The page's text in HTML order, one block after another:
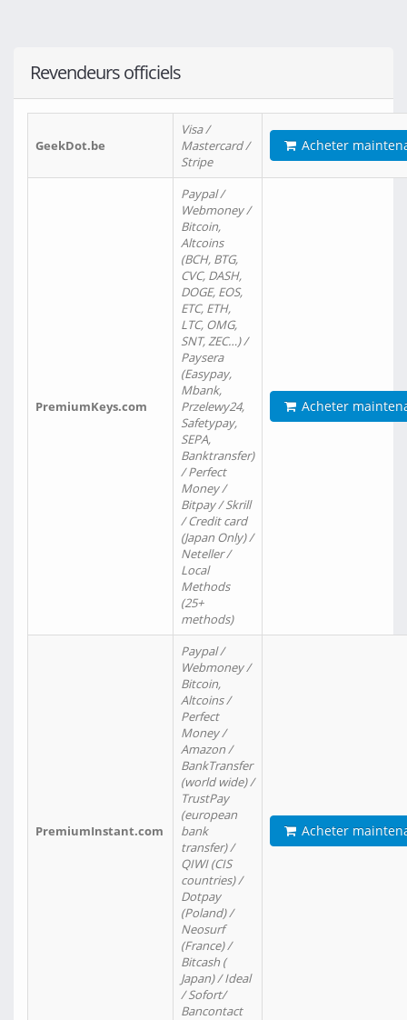
Revendeurs officiels
GeekDot.be
Visa /
Mastercard /
Stripe
Acheter
PremiumKeys.com
Paypal /
Webmoney /
Bitcoin,
Altcoins
(BCH, BTG,
CVC, DASH,
DOGE, EOS,
ETC, ETH,
LTC, OMG,
SNT, ZEC…) /
Paysera
(Easypay,
Mbank,
Przelewy24,
Safetypay,
SEPA,
Banktransfer)
/ Perfect
Money /
Bitpay / Skrill
/ Credit card
(Japan Only) /
Neteller /
Local
Methods
(25+
methods)
Acheter
PremiumInstant.com
Paypal /
Webmoney /
Bitcoin,
Altcoins /
Perfect
Money /
Amazon /
BankTransfer
(world wide) /
TrustPay
(european
bank
transfer) /
QIWI (CIS
countries) /
Dotpay
(Poland) /
Neosurf
(France) /
Bitcash (
Japan) / Ideal
/ Sofort/
Bancontact
Acheter